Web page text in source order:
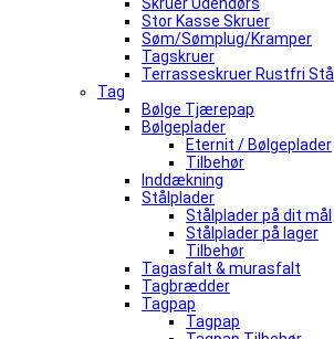
Stor Kasse Skruer
Søm/Sømplug/Kramper
Tagskruer
Terrasseskruer Rustfri Stål
Tag
Bølge Tjærepap
Bølgeplader
Eternit / Bølgeplader
Tilbehør
Inddækning
Stålplader
Stålplader på dit mål
Stålplader på lager
Tilbehør
Tagasfalt & murasfalt
Tagbrædder
Tagpap
Tagpap